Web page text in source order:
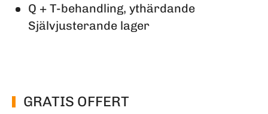
Q + T-behandling, ythärdande
Självjusterande lager
GRATIS OFFERT